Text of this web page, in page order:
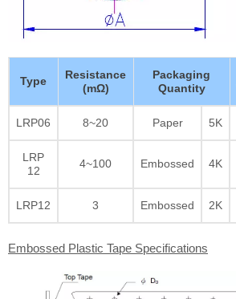
Type
Resistance
(mΩ)
Packaging
Quantity
LRP06 8~20 Paper 5K
LRP
12
4~100 Embossed 4K
LRP12 3 Embossed 2K
Embossed Plastic Tape Specifications